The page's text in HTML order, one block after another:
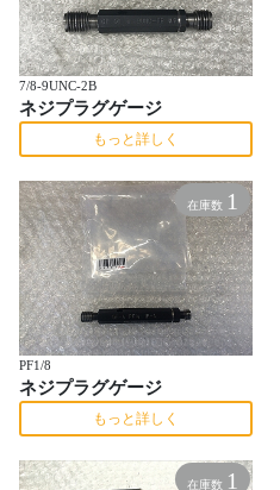
7/8-9UNC-2B
ネジプラグゲージ
もっと詳しく
在庫数 1
PF1/8
ネジプラグゲージ
もっと詳しく
在庫数 1